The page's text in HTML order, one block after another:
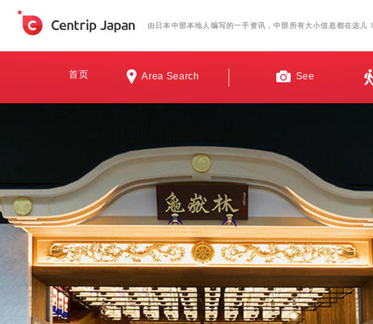
由日本中部本地人编写的一手资讯，中部所有大小信息都在这儿！
首页 Area Search See